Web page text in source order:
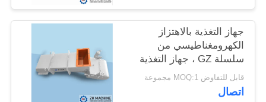
جهاز التغذية بالاهتزاز
الكهرومغناطيسي من
سلسلة GZ ، جهاز التغذية
بالاهتزاز المعدني
المستقر
قابل للتفاوض MOQ:1 مجموعة
اتصال